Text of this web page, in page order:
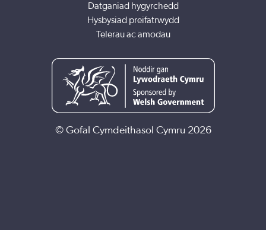
Datganiad hygyrchedd
Hysbysiad preifatrwydd
Telerau ac amodau
© Gofal Cymdeithasol Cymru 2026